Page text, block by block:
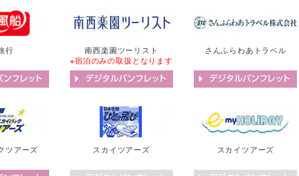
行
南西楽園ツーリスト
※宿泊のみの取扱となります
さんふらわあトラベル
ツアーズ スカイツアーズ スカイツアーズ